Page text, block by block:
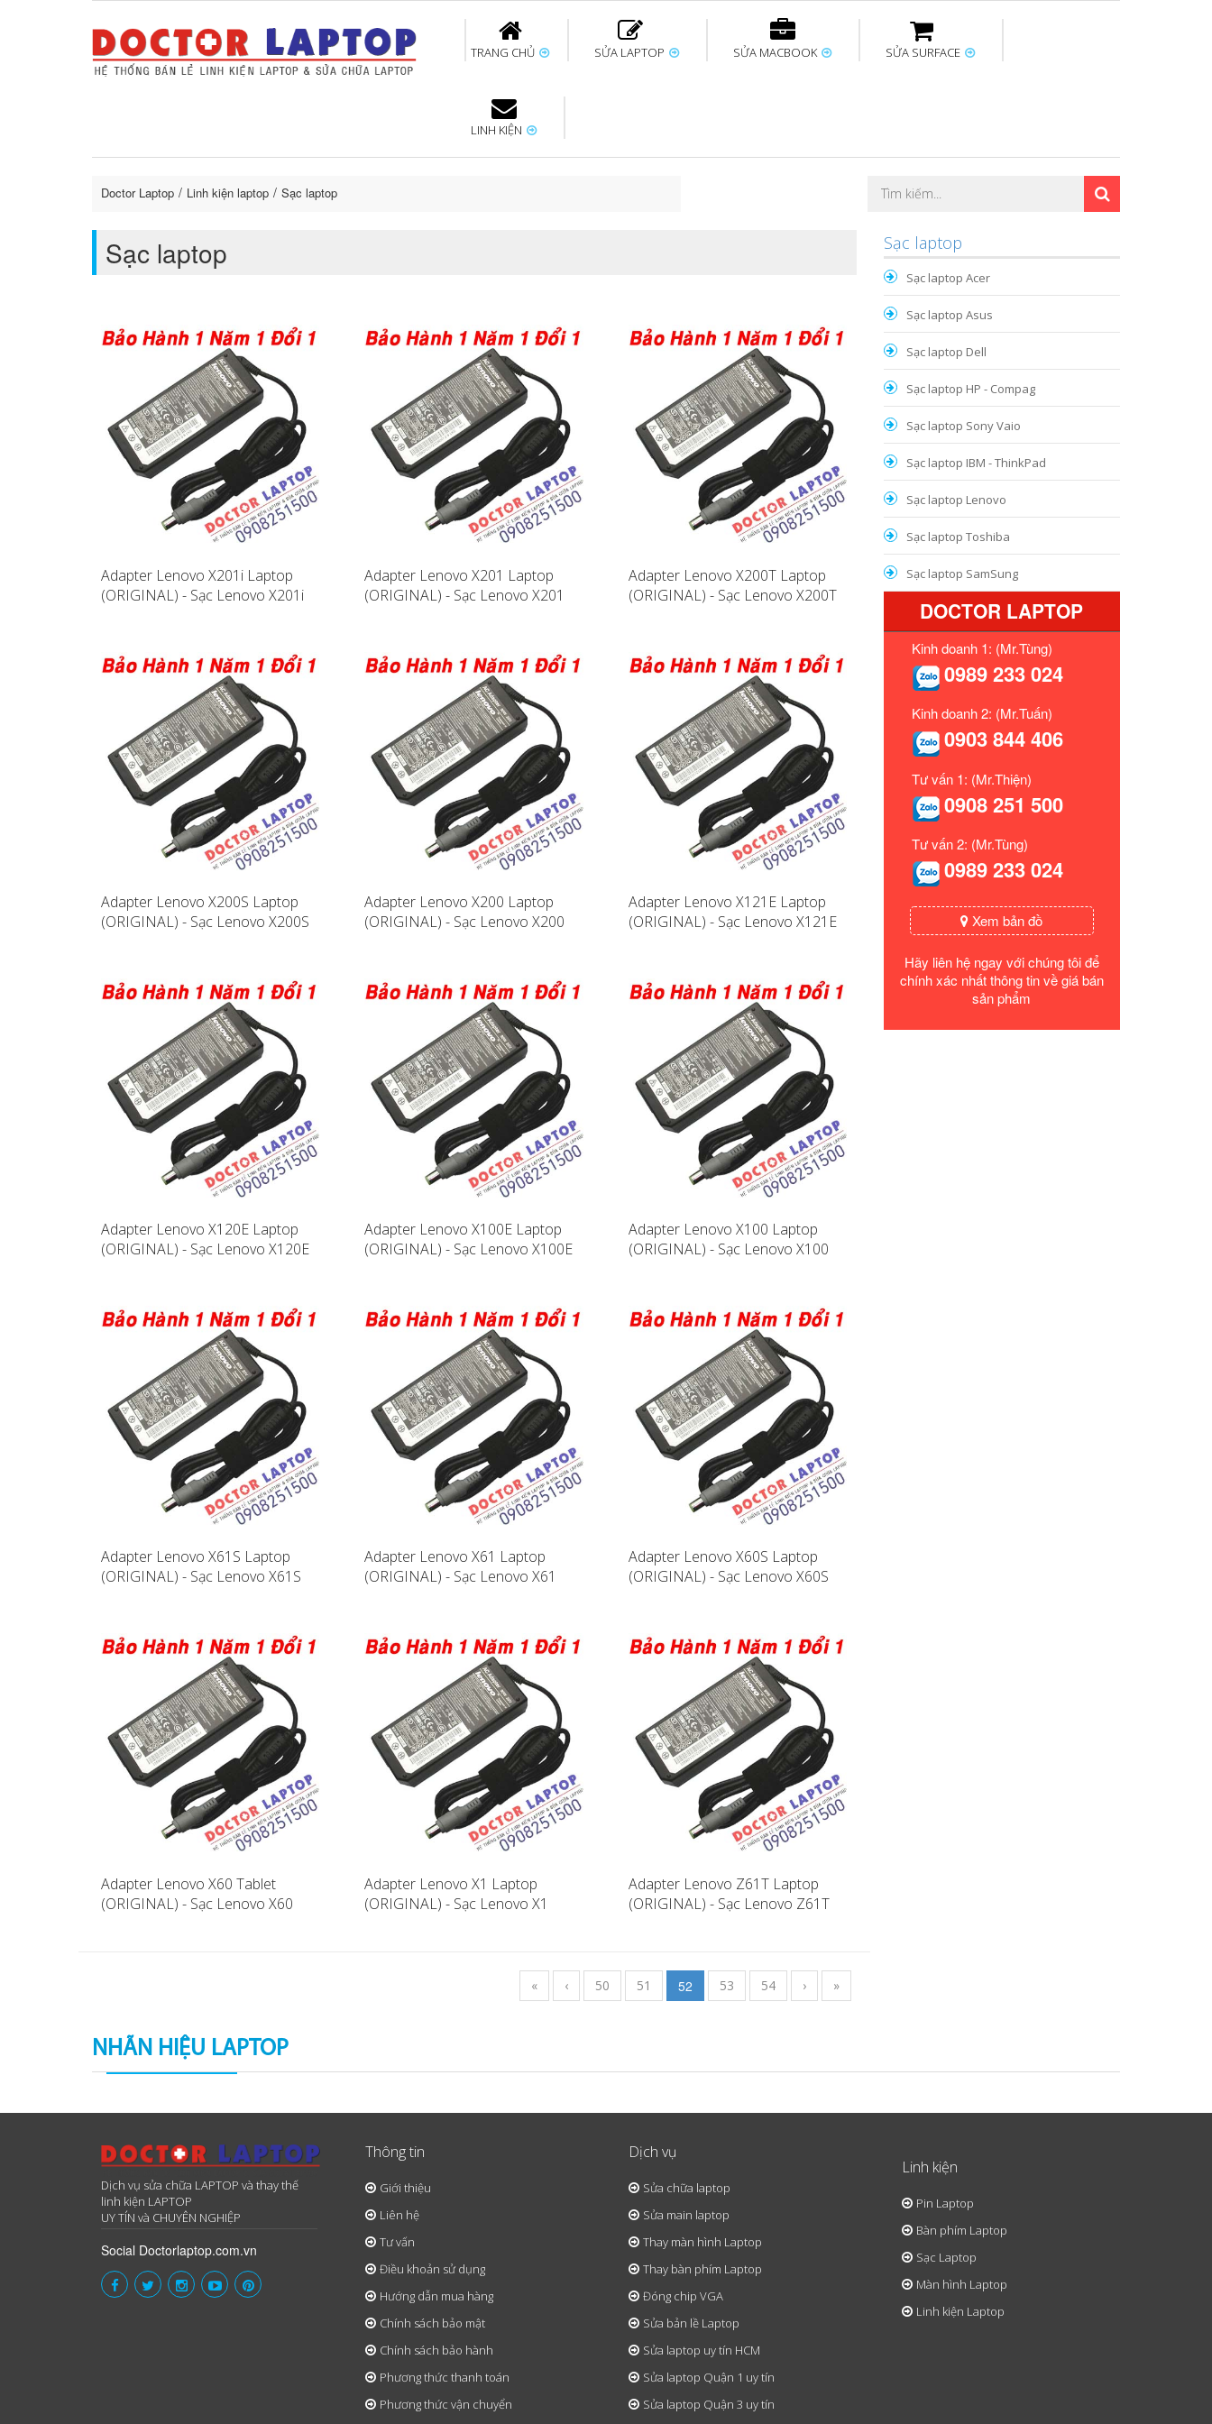
TRANG CHỦ SỬA LAPTOP
Sửa Laptop uy tín Thay bàn phím Thay màn hình Thay Pin Laptop
SỬA MACBOOK
Sửa Macbook uy tín Thay pin Macbook Thay màn hình Thay bàn phím
SỬA SURFACE
Thay pin Surface Sửa Surface không Thay sạc Surface Sửa Mainboard
LINH KIỆN
Doctor Laptop Linh kiện laptop Sạc laptop
Sạc laptop
Adapter Lenovo X201i Laptop
(ORIGINAL) - Sạc Lenovo X201i
Adapter Lenovo X201 Laptop
(ORIGINAL) - Sạc Lenovo X201
Adapter Lenovo X200T Laptop
(ORIGINAL) - Sạc Lenovo X200T
Adapter Lenovo X200S Laptop
(ORIGINAL) - Sạc Lenovo X200S
Adapter Lenovo X200 Laptop
(ORIGINAL) - Sạc Lenovo X200
Adapter Lenovo X121E Laptop
(ORIGINAL) - Sạc Lenovo X121E
Adapter Lenovo X120E Laptop
(ORIGINAL) - Sạc Lenovo X120E
Adapter Lenovo X100E Laptop
(ORIGINAL) - Sạc Lenovo X100E
Adapter Lenovo X100 Laptop
(ORIGINAL) - Sạc Lenovo X100
Adapter Lenovo X61S Laptop
(ORIGINAL) - Sạc Lenovo X61S
Adapter Lenovo X61 Laptop
(ORIGINAL) - Sạc Lenovo X61
Adapter Lenovo X60S Laptop
(ORIGINAL) - Sạc Lenovo X60S
Adapter Lenovo X60 Tablet
(ORIGINAL) - Sạc Lenovo X60
Adapter Lenovo X1 Laptop
(ORIGINAL) - Sạc Lenovo X1
Adapter Lenovo Z61T Laptop
(ORIGINAL) - Sạc Lenovo Z61T
« ‹ 50 51 52 53 54 › »
Sạc laptop
Sạc laptop Acer
Sạc laptop Asus
Sạc laptop Dell
Sạc laptop HP - Compag
Sạc laptop Sony Vaio
Sạc laptop IBM - ThinkPad
Sạc laptop Lenovo
Sạc laptop Toshiba
Sạc laptop SamSung
DOCTOR LAPTOP
Kinh doanh 1: (Mr.Tùng)
0989 233 024
Kinh doanh 2: (Mr.Tuấn)
0903 844 406
Tư vấn 1: (Mr.Thiện)
0908 251 500
Tư vấn 2: (Mr.Tùng)
0989 233 024
Xem bản đồ
Hãy liên hệ ngay với chúng tôi để
chính xác nhất thông tin về giá bán
sản phẩm
NHÃN HIỆU LAPTOP
Dịch vụ sửa chữa LAPTOP và thay thế
linh kiện LAPTOP
UY TÍN và CHUYÊN NGHIỆP
Social Doctorlaptop.com.vn
Thông tin
Giới thiệu
Liên hệ
Tư vấn
Điều khoản sử dụng
Hướng dẫn mua hàng
Chính sách bảo mật
Chính sách bảo hành
Phương thức thanh toán
Phương thức vận chuyển
Dịch vụ
Sửa chữa laptop
Sửa main laptop
Thay màn hình Laptop
Thay bàn phím Laptop
Đóng chip VGA
Sửa bản lề Laptop
Sửa laptop uy tín HCM
Sửa laptop Quận 1 uy tín
Sửa laptop Quận 3 uy tín
Linh kiện
Pin Laptop
Bàn phím Laptop
Sạc Laptop
Màn hình Laptop
Linh kiện Laptop